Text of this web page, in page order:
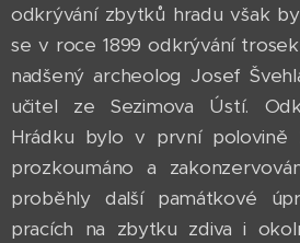
odkrývání zbytků hradu však
se v roce 1899 odkrývání
nadšený archeolog Josef
učitel ze Sezimova Ústí.
Hrádku bylo v první polovině
prozkoumáno a
proběhly další památkové
pracích na zbytku zdiva i